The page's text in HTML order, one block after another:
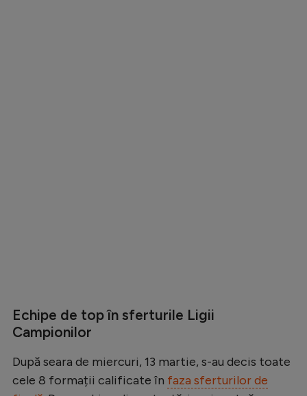
Echipe de top în sferturile Ligii
Campionilor
După seara de miercuri, 13 martie, s-au decis toate
cele 8 formații calificate în faza sferturilor de